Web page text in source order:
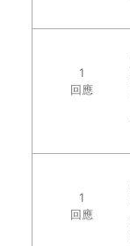
1
回應
1
回應